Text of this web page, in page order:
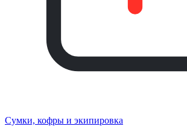
Сумки, кофры и экипировка